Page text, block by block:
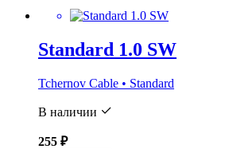
Standard 1.0 SW
Tchernov Cable • Standard
В наличии
255 ₽